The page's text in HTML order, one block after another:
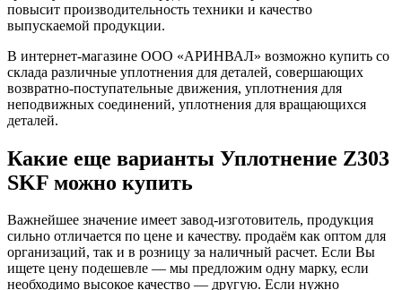
повысит производительность техники и качество
выпускаемой продукции.
В интернет-магазине ООО «АРИНВАЛ» возможно купить со
склада различные уплотнения для деталей, совершающих
возвратно-поступательные движения, уплотнения для
неподвижных соединений, уплотнения для вращающихся
деталей.
Какие еще варианты Уплотнение Z303
SKF можно купить
Важнейшее значение имеет завод-изготовитель, продукция
сильно отличается по цене и качеству. продаём как оптом для
организаций, так и в розницу за наличный расчет. Если Вы
ищете цену подешевле — мы предложим одну марку, если
необходимо высокое качество — другую. Если нужно